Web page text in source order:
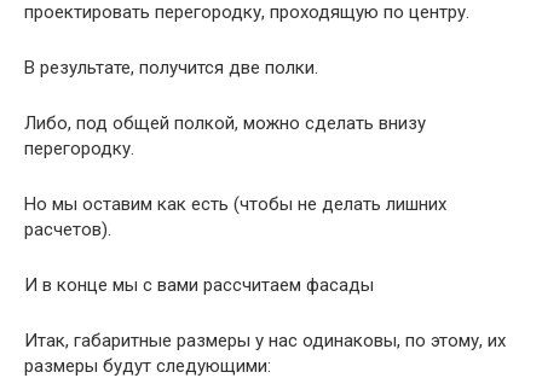
проектировать перегородку, проходящую по центру.
В результате, получится две полки.
Либо, под общей полкой, можно сделать внизу
перегородку.
Но мы оставим как есть (чтобы не делать лишних
расчетов).
И в конце мы с вами рассчитаем фасады
Итак, габаритные размеры у нас одинаковы, по этому, их
размеры будут следующими: